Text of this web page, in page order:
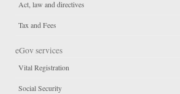
Act, law and directives
Tax and Fees
eGov services
Vital Registration
Social Security